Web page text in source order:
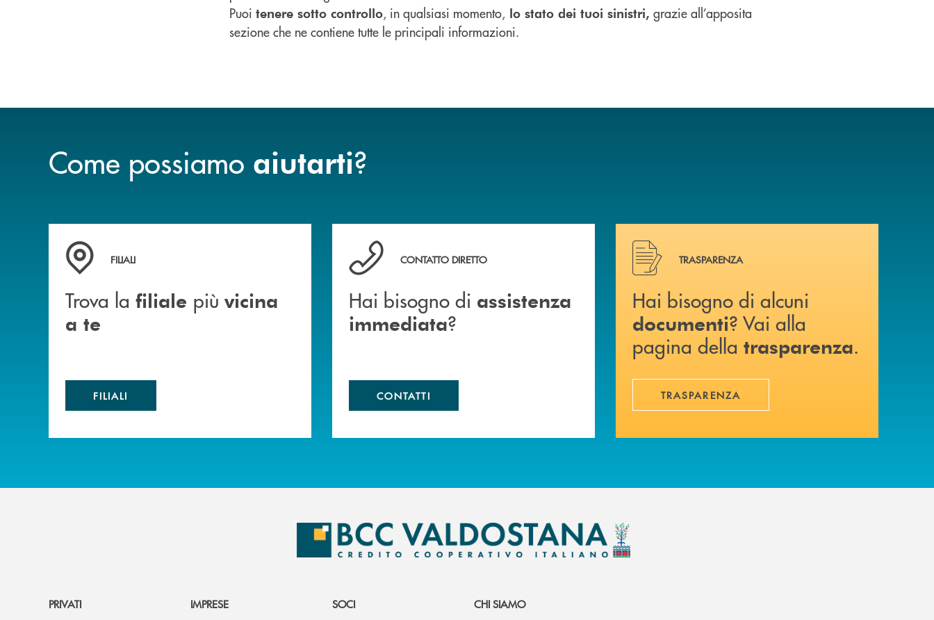
Puoi tenere sotto controllo, in qualsiasi momento, lo stato dei tuoi sinistri, grazie all’apposita
sezione che ne contiene tutte le principali informazioni.
Come possiamo aiutarti?
Trova la filiale più vicina a te
FILIALI
Trova la filiale più vicina
a te
FILIALI
Hai bisogno di assistenza immediata ?
CONTATTO DIRETTO
Hai bisogno di assistenza
immediata?
CONTATTI
Hai bisogno di alcuni documenti ? Vai alla pagina della
TRASPARENZA
Hai bisogno di alcuni
documenti? Vai alla
pagina della trasparenza.
TRASPARENZA
PRIVATI
IMPRESE
SOCI
CHI SIAMO